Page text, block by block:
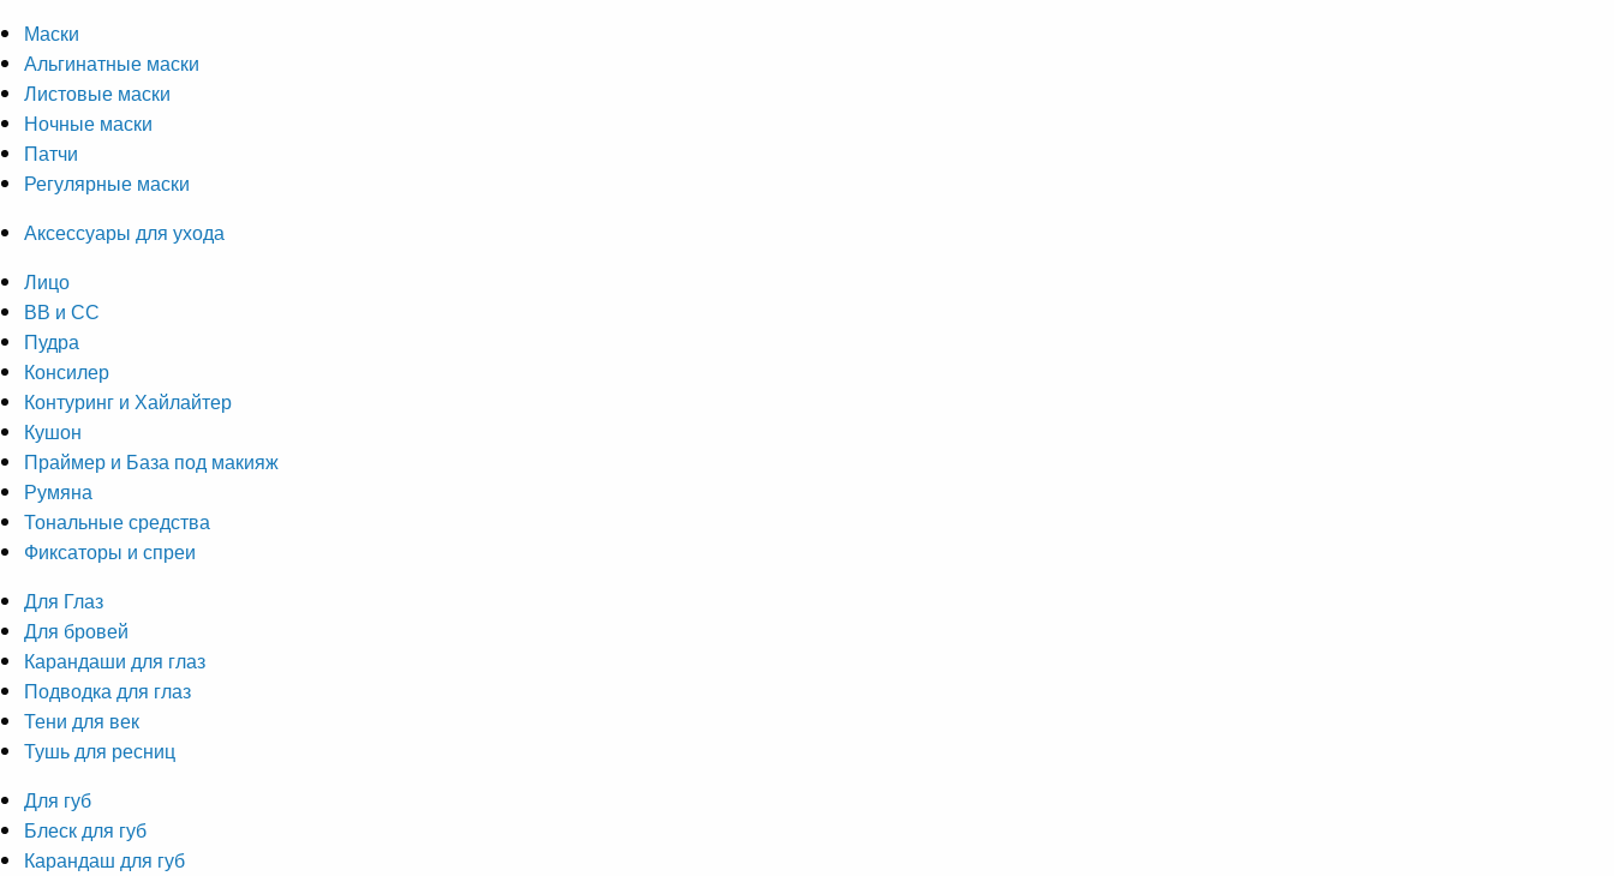
Маски
Альгинатные маски
Листовые маски
Ночные маски
Патчи
Регулярные маски
Аксессуары для ухода
Лицо
ВВ и СС
Пудра
Консилер
Контуринг и Хайлайтер
Кушон
Праймер и База под макияж
Румяна
Тональные средства
Фиксаторы и спреи
Для Глаз
Для бровей
Карандаши для глаз
Подводка для глаз
Тени для век
Тушь для ресниц
Для губ
Блеск для губ
Карандаш для губ